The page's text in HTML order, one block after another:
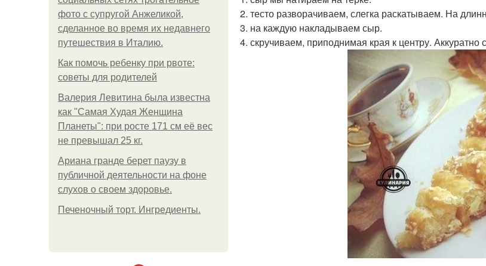
фото с супругой Анжеликой,
сделанное во время их недавнего
путешествия в Италию.
Как помочь ребенку при рвоте:
советы для родителей
Валерия Левитина была известна
как "Самая Худая Женщина
Планеты": при росте 171 см её вес
не превышал 25 кг.
Ариана гранде берет паузу в
публичной деятельности на фоне
слухов о своем здоровье.
Печеночный торт. Ингредиенты.
2. тесто разворачиваем, слегка раскатываем. На
3. на каждую накладываем сыр.
4. скручиваем, приподнимая края к центру. Аккуратно